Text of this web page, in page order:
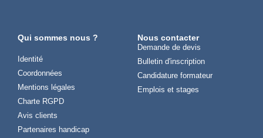
Qui sommes nous ?
Identité
Coordonnées
Mentions légales
Charte RGPD
Avis clients
Partenaires handicap
Nous contacter
Demande de devis
Bulletin d'inscription
Candidature formateur
Emplois et stages